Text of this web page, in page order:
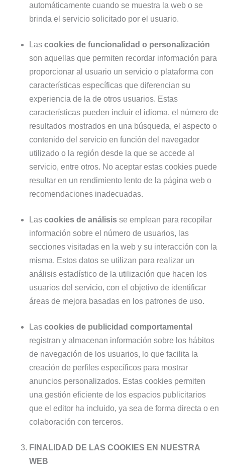
automáticamente cuando se muestra la web o se
brinda el servicio solicitado por el usuario.
Las cookies de funcionalidad o personalización
son aquellas que permiten recordar información para
proporcionar al usuario un servicio o plataforma con
características específicas que diferencian su
experiencia de la de otros usuarios. Estas
características pueden incluir el idioma, el número de
resultados mostrados en una búsqueda, el aspecto o
contenido del servicio en función del navegador
utilizado o la región desde la que se accede al
servicio, entre otros. No aceptar estas cookies puede
resultar en un rendimiento lento de la página web o
recomendaciones inadecuadas.
Las cookies de análisis se emplean para recopilar
información sobre el número de usuarios, las
secciones visitadas en la web y su interacción con la
misma. Estos datos se utilizan para realizar un
análisis estadístico de la utilización que hacen los
usuarios del servicio, con el objetivo de identificar
áreas de mejora basadas en los patrones de uso.
Las cookies de publicidad comportamental
registran y almacenan información sobre los hábitos
de navegación de los usuarios, lo que facilita la
creación de perfiles específicos para mostrar
anuncios personalizados. Estas cookies permiten
una gestión eficiente de los espacios publicitarios
que el editor ha incluido, ya sea de forma directa o en
colaboración con terceros.
FINALIDAD DE LAS COOKIES EN NUESTRA
WEB